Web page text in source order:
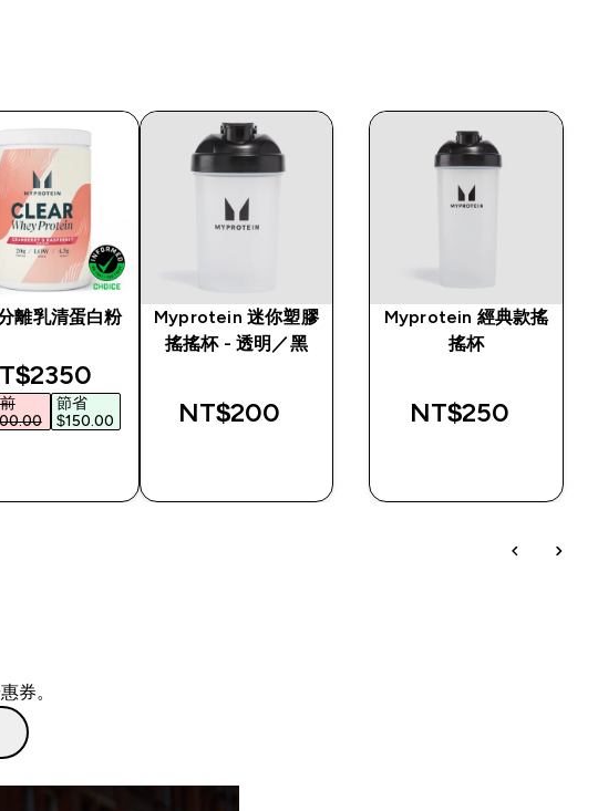
離乳清蛋白粉
price
節省
$150.00‎
Myprotein 迷你塑膠
搖搖杯 - 透明／黑
NT$200‎
Myprotein 經典款搖
搖杯
NT$250‎
券。